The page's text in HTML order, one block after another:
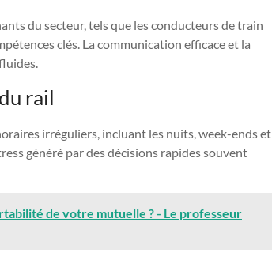
du secteur, tels que les conducteurs de train
clés. La communication efficace et la
rail
irréguliers, incluant les nuits, week-ends et
généré par des décisions rapides souvent
de votre mutuelle ? - Le professeur